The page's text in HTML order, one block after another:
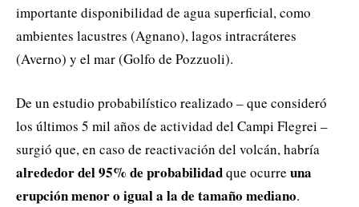
importante disponibilidad de agua superficial, como
ambientes lacustres (Agnano), lagos intracráteres
(Averno) y el mar (Golfo de Pozzuoli).
De un estudio probabilístico realizado – que consideró
los últimos 5 mil años de actividad del Campi Flegrei –
surgió que, en caso de reactivación del volcán, habría
alrededor del 95% de probabilidadque ocurre una
erupción menor o igual a la de tamaño mediano.